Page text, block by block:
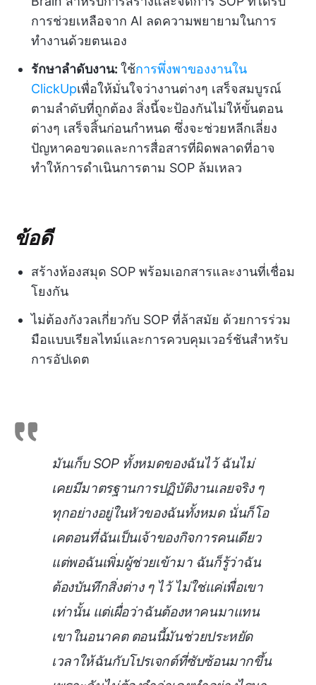
การช่วยเหลือจาก AI ลดความพยายามในการ
ทำงานด้วยตนเอง
รักษาลำดับงาน: ใช้การพึ่งพาของงานใน
ClickUpเพื่อให้มั่นใจว่างานต่างๆ เสร็จสมบูรณ์
ตามลำดับที่ถูกต้อง สิ่งนี้จะป้องกันไม่ให้ขั้นตอน
ต่างๆ เสร็จสิ้นก่อนกำหนด ซึ่งจะช่วยหลีกเลี่ยง
ปัญหาคอขวดและการสื่อสารที่ผิดพลาดที่อาจ
ทำให้การดำเนินการตาม SOP ล้มเหลว
ข้อดี
สร้างห้องสมุด SOP พร้อมเอกสารและงานที่เชื่อม
โยงกัน
ไม่ต้องกังวลเกี่ยวกับ SOP ที่ล้าสมัย ด้วยการร่วม
มือแบบเรียลไทม์และการควบคุมเวอร์ชันสำหรับ
การอัปเดต
มันเก็บ SOP ทั้งหมดของฉันไว้ ฉันไม่
เคยมีมาตรฐานการปฏิบัติงานเลยจริง ๆ
ทุกอย่างอยู่ในหัวของฉันทั้งหมด นั่นก็โอ
เคตอนที่ฉันเป็นเจ้าของกิจการคนเดียว
แต่พอฉันเพิ่มผู้ช่วยเข้ามา ฉันก็รู้ว่าฉัน
ต้องบันทึกสิ่งต่าง ๆ ไว้ ไม่ใช่แค่เพื่อเขา
เท่านั้น แต่เผื่อว่าฉันต้องหาคนมาแทน
เขาในอนาคต ตอนนี้มันช่วยประหยัด
เวลาให้ฉันกับโปรเจกต์ที่ซับซ้อนมากขึ้น